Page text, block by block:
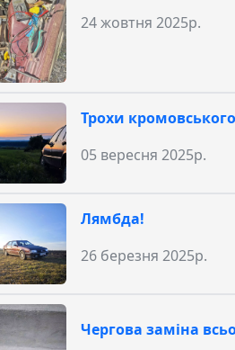
24 жовтня 2025р.
Трохи
05 вересня 2025р.
Лямбда!
26 березня 2025р.
Чергова заміна